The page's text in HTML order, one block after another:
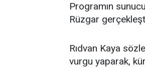
Programın
Rüzgar
Rıdvan Kaya
vurgu yaparak,